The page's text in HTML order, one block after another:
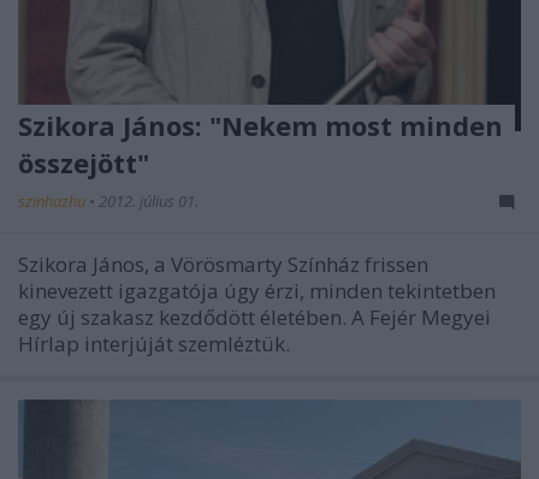
Szikora János: "Nekem most minden
összejött"
szinhazhu • 2012. július 01.
Szikora János, a Vörösmarty Színház frissen
kinevezett igazgatója úgy érzi, minden tekintetben
egy új szakasz kezdődött életében. A Fejér Megyei
Hírlap interjúját szemléztük.